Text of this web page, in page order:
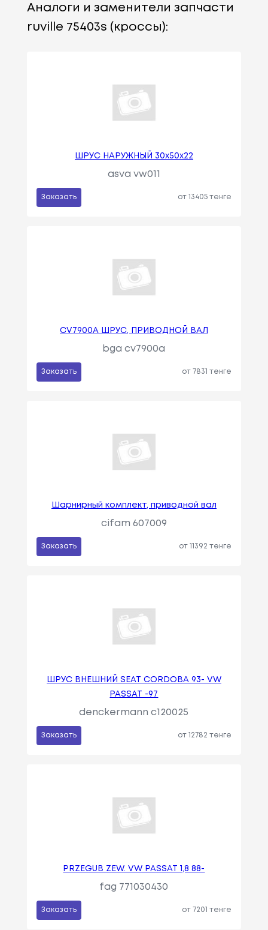
Аналоги и заменители запчасти
ruville 75403s (кроссы):
ШРУС НАРУЖНЫЙ 30x50x22
asva vw011
Заказать от 13405 тенге
CV7900A ШРУС, ПРИВОДНОЙ ВАЛ
bga cv7900a
Заказать от 7831 тенге
Шарнирный комплект, приводной вал
cifam 607009
Заказать от 11392 тенге
ШРУС ВНЕШНИЙ SEAT CORDOBA 93- VW
PASSAT -97
denckermann c120025
Заказать от 12782 тенге
PRZEGUB ZEW. VW PASSAT 1,8 88-
fag 771030430
Заказать от 7201 тенге